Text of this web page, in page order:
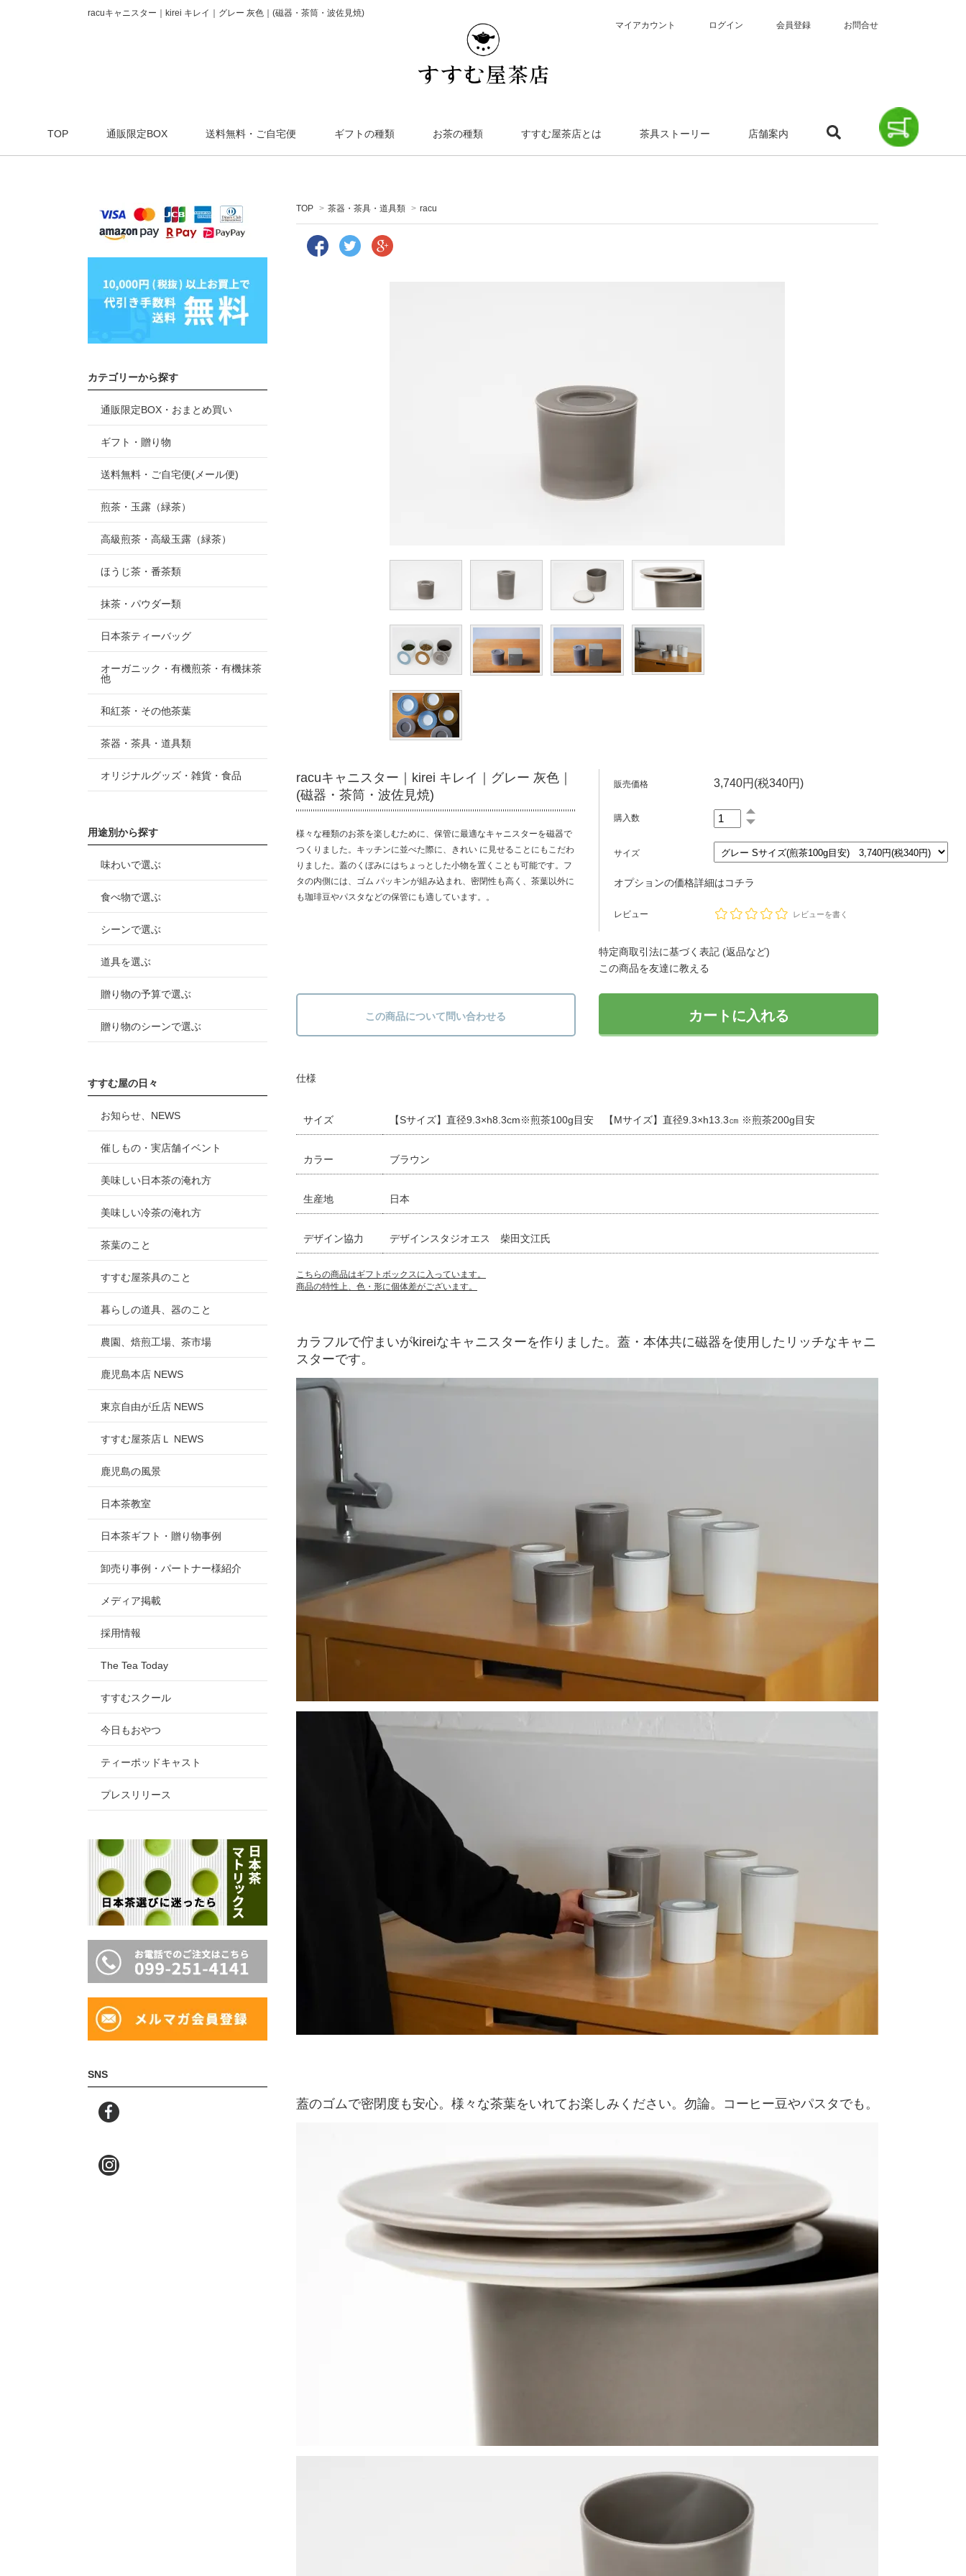
racuキャニスター｜kirei キレイ｜グレー 灰色｜(磁器・茶筒・波佐見焼)
マイアカウント
ログイン 会員登録 お問合せ
TOP 通販限定BOX 送料無料・ご自宅便 ギフトの種類 お茶の種類 すすむ屋茶店とは 茶具ストーリー 店舗案内
TOP > 茶器・茶具・道具類 > racu
racuキャニスター｜kirei キレイ｜グレー 灰色｜
(磁器・茶筒・波佐見焼)
様々な種類のお茶を楽しむために、保管に最適なキャニスターを磁器で
つくりました。キッチンに並べた際に、きれい に見せることにもこだわ
りました。蓋のくぼみにはちょっとした小物を置くことも可能です。フ
タの内側には、ゴム パッキンが組み込まれ、密閉性も高く、茶葉以外に
も珈琲豆やパスタなどの保管にも適しています。。
販売価格 3,740円(税340円)
購入数
サイズ
オプションの価格詳細はコチラ
レビュー レビューを書く
特定商取引法に基づく表記 (返品など)
この商品を友達に教える
この商品について問い合わせる
仕様
サイズ 【Sサイズ】直径9.3×h8.3cm※煎茶100g目安 【Mサイズ】直径9.3×h13.3㎝ ※煎茶200g目安
カラー ブラウン
生産地 日本
デザイン協力 デザインスタジオエス 柴田文江氏
こちらの商品はギフトボックスに入っています。
商品の特性上、色・形に個体差がございます。
カラフルで佇まいがkireiなキャニスターを作りました。蓋・本体共に磁器を使用したリッチなキャニ
スターです。
蓋のゴムで密閉度も安心。様々な茶葉をいれてお楽しみください。勿論。コーヒー豆やパスタでも。
カテゴリーから探す
通販限定BOX・おまとめ買い
ギフト・贈り物
送料無料・ご自宅便(メール便)
煎茶・玉露（緑茶）
高級煎茶・高級玉露（緑茶）
ほうじ茶・番茶類
抹茶・パウダー類
日本茶ティーバッグ
オーガニック・有機煎茶・有機抹茶
他
和紅茶・その他茶葉
茶器・茶具・道具類
オリジナルグッズ・雑貨・食品
用途別から探す
味わいで選ぶ
食べ物で選ぶ
シーンで選ぶ
道具を選ぶ
贈り物の予算で選ぶ
贈り物のシーンで選ぶ
すすむ屋の日々
お知らせ、NEWS
催しもの・実店舗イベント
美味しい日本茶の淹れ方
美味しい冷茶の淹れ方
茶葉のこと
すすむ屋茶具のこと
暮らしの道具、器のこと
農園、焙煎工場、茶市場
鹿児島本店 NEWS
東京自由が丘店 NEWS
すすむ屋茶店Ｌ NEWS
鹿児島の風景
日本茶教室
日本茶ギフト・贈り物事例
卸売り事例・パートナー様紹介
メディア掲載
採用情報
The Tea Today
すすむスクール
今日もおやつ
ティーポッドキャスト
プレスリリース
SNS